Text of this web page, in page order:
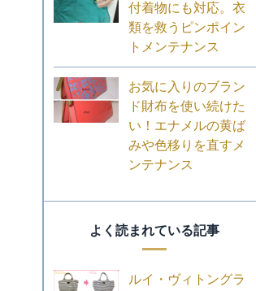
付着物にも対応。衣
類を救うピンポイン
トメンテナンス
お気に入りのブラン
ド財布を使い続けた
い！エナメルの黄ば
みや色移りを直すメ
ンテナンス
よく読まれている記事
ルイ・ヴィトングラ